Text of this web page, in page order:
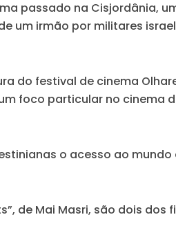
passado na Cisjordânia,
um irmão por militares
do festival de cinema
foco particular no cinema
o acesso ao
de Mai Masri, são dois